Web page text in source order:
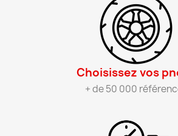
Choisissez vos
+ de 50 000